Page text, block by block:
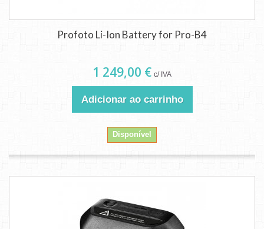
Profoto Li-Ion Battery for Pro-B4
1 249,00 € c/ IVA
Adicionar ao carrinho
Disponível